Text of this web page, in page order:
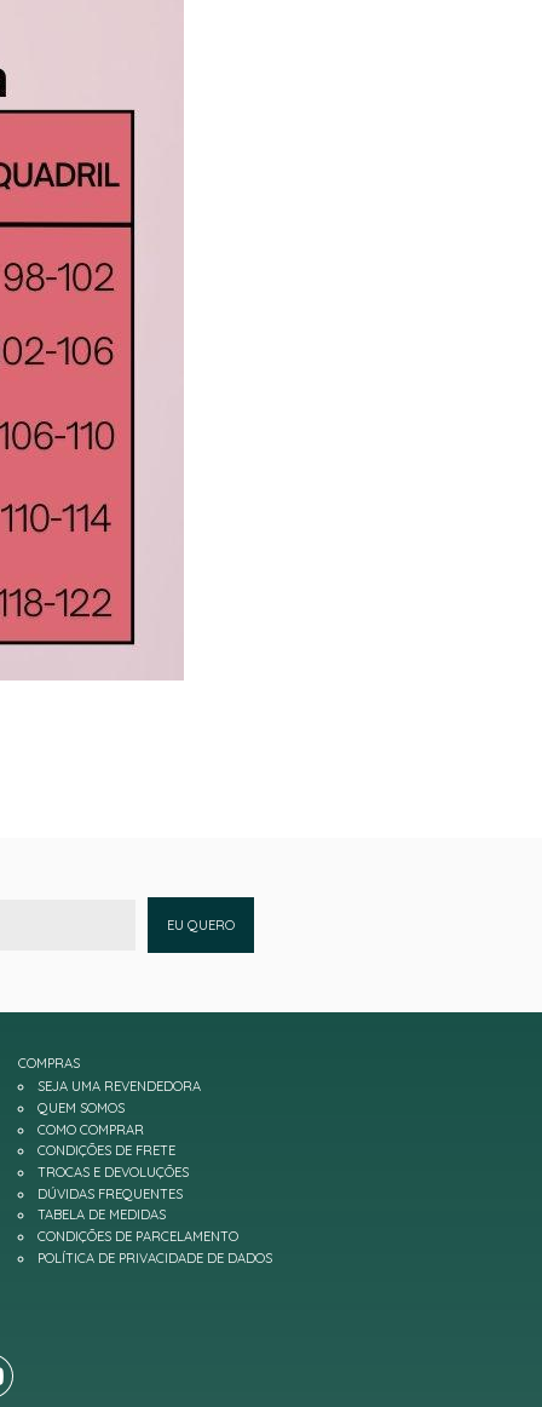
EU QUERO
COMPRAS
SEJA UMA REVENDEDORA
QUEM SOMOS
COMO COMPRAR
CONDIÇÕES DE FRETE
TROCAS E DEVOLUÇÕES
DÚVIDAS FREQUENTES
TABELA DE MEDIDAS
CONDIÇÕES DE PARCELAMENTO
POLÍTICA DE PRIVACIDADE DE DADOS